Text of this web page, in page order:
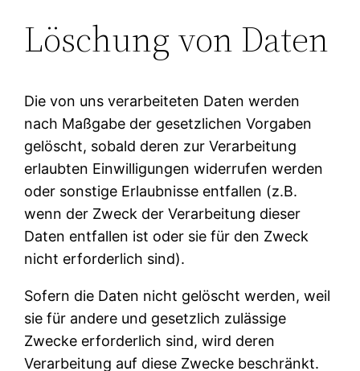
Löschung von Daten
Die von uns verarbeiteten Daten werden
nach Maßgabe der gesetzlichen Vorgaben
gelöscht, sobald deren zur Verarbeitung
erlaubten Einwilligungen widerrufen werden
oder sonstige Erlaubnisse entfallen (z.B.
wenn der Zweck der Verarbeitung dieser
Daten entfallen ist oder sie für den Zweck
nicht erforderlich sind).
Sofern die Daten nicht gelöscht werden, weil
sie für andere und gesetzlich zulässige
Zwecke erforderlich sind, wird deren
Verarbeitung auf diese Zwecke beschränkt.